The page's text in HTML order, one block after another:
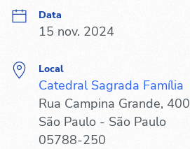
Data
15 nov. 2024
Local
Catedral Sagrada Família
Rua Campina Grande, 400
São Paulo - São Paulo
05788-250